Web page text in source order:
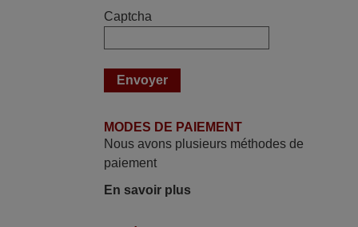
directement utilisable moyennant
Tout bien.
Captcha
MODES DE PAIEMENT
Nous avons plusieurs méthodes de
paiement
En savoir plus